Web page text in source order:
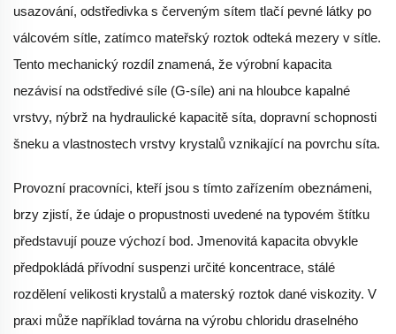
usazování, odstředivka s červeným sítem tlačí pevné látky po
válcovém sítle, zatímco mateřský roztok odteká mezery v sítle.
Tento mechanický rozdíl znamená, že výrobní kapacita
nezávisí na odstředivé síle (G-síle) ani na hloubce kapalné
vrstvy, nýbrž na hydraulické kapacitě síta, dopravní schopnosti
šneku a vlastnostech vrstvy krystalů vznikající na povrchu síta.
Provozní pracovníci, kteří jsou s tímto zařízením obeznámeni,
brzy zjistí, že údaje o propustnosti uvedené na typovém štítku
představují pouze výchozí bod. Jmenovitá kapacita obvykle
předpokládá přívodní suspenzi určité koncentrace, stálé
rozdělení velikosti krystalů a materský roztok dané viskozity. V
praxi může například továrna na výrobu chloridu draselného